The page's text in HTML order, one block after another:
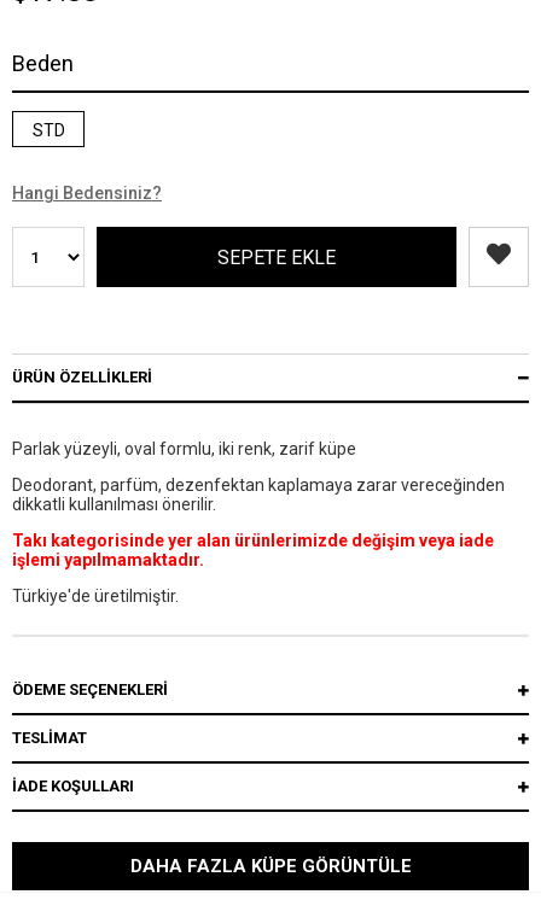
Beden
STD
Hangi Bedensiniz?
ÜRÜN ÖZELLIKLERI
Parlak yüzeyli, oval formlu, iki renk, zarif küpe
Deodorant, parfüm, dezenfektan kaplamaya zarar vereceğinden
dikkatli kullanılması önerilir.
Takı kategorisinde yer alan ürünlerimizde değişim veya iade
işlemi yapılmamaktadır.
Türkiye'de üretilmiştir.
ÖDEME SEÇENEKLERI
TESLİMAT
İADE KOŞULLARI
DAHA FAZLA KÜPE GÖRÜNTÜLE